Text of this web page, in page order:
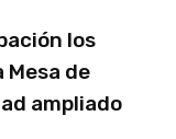
los
de
ampliado